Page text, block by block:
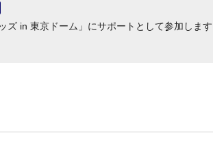
ズ in 東京ドーム」にサポートとして参加します